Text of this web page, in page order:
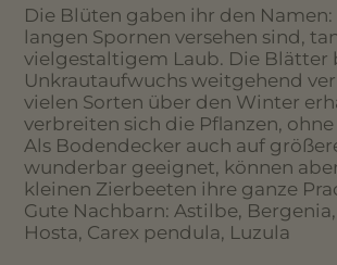
Die Blüten gaben ihr den
langen Spornen versehen sind,
vielgestaltigem Laub. Die Blätter
Unkrautaufwuchs weitgehend
vielen Sorten über den Winter
verbreiten sich die Pflanzen,
Als Bodendecker auch auf
wunderbar geeignet, können
kleinen Zierbeeten ihre ganze
Gute Nachbarn: Astilbe,
Hosta, Carex pendula, Luzula